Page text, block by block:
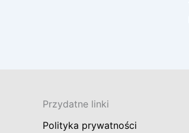
Przydatne linki
Polityka prywatności